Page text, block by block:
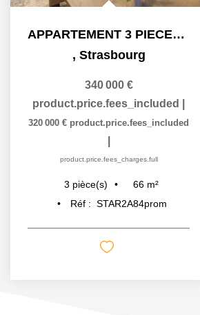
APPARTEMENT 3 PIECES - PROGRAMME QUARTIER DU DANUBE A...
, Strasbourg
340 000 €
product.price.fees_included
320 000 € product.price.fees_included
product.price.fees_charges.full
3 pièce(s) 66 m²
Réf : STAR2A84prom